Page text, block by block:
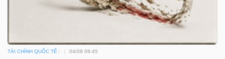
TÀI CHÍNH QUỐC TẾ 04/08 09:45